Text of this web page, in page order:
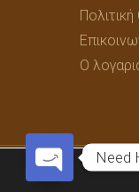
Ο
© 2026
Need
Open